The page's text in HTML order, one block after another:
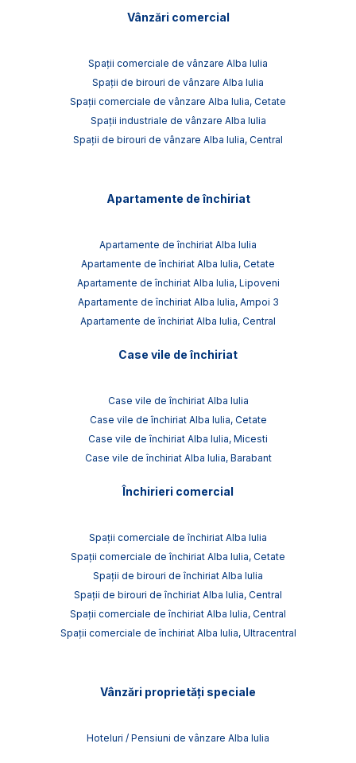
Vânzări comercial
Spații comerciale de vânzare Alba Iulia
Spații de birouri de vânzare Alba Iulia
Spații comerciale de vânzare Alba Iulia, Cetate
Spații industriale de vânzare Alba Iulia
Spații de birouri de vânzare Alba Iulia, Central
Apartamente de închiriat
Apartamente de închiriat Alba Iulia
Apartamente de închiriat Alba Iulia, Cetate
Apartamente de închiriat Alba Iulia, Lipoveni
Apartamente de închiriat Alba Iulia, Ampoi 3
Apartamente de închiriat Alba Iulia, Central
Case vile de închiriat
Case vile de închiriat Alba Iulia
Case vile de închiriat Alba Iulia, Cetate
Case vile de închiriat Alba Iulia, Micesti
Case vile de închiriat Alba Iulia, Barabant
Închirieri comercial
Spații comerciale de închiriat Alba Iulia
Spații comerciale de închiriat Alba Iulia, Cetate
Spații de birouri de închiriat Alba Iulia
Spații de birouri de închiriat Alba Iulia, Central
Spații comerciale de închiriat Alba Iulia, Central
Spații comerciale de închiriat Alba Iulia, Ultracentral
Vânzări proprietăți speciale
Hoteluri / Pensiuni de vânzare Alba Iulia